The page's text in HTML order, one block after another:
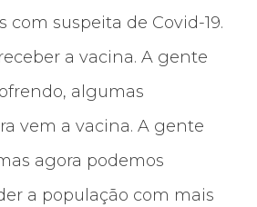
com suspeita de Covid-19.
a vacina. A gente
algumas
vem a vacina. A gente
agora podemos
a população com mais